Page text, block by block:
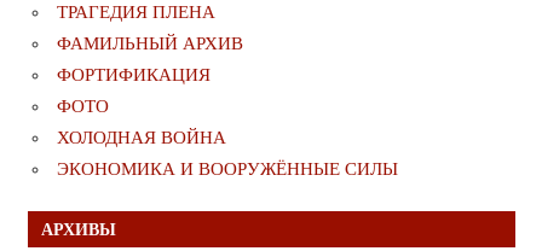
ТРАГЕДИЯ ПЛЕНА
ФАМИЛЬНЫЙ АРХИВ
ФОРТИФИКАЦИЯ
ФОТО
ХОЛОДНАЯ ВОЙНА
ЭКОНОМИКА И ВООРУЖЁННЫЕ СИЛЫ
АРХИВЫ